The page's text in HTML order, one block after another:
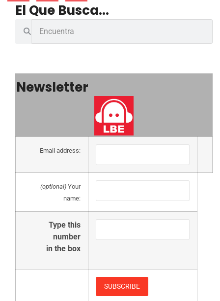
El Que Busca...
Newsletter
Email address:
(optional) Your
name:
Type this
number
in the box